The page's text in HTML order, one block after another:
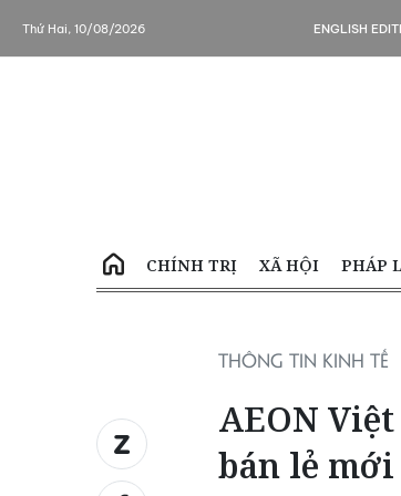
Thứ Hai, 10/08/2026 ENGLISH
CHÍNH TRỊ XÃ HỘI PHÁP
THÔNG TIN KINH TẾ
AEON
bán lẻ